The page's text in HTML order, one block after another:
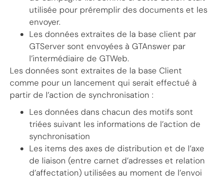
utilisée pour préremplir des documents et les
envoyer.
Les données extraites de la base client par
GTServer sont envoyées à GTAnswer par
l’intermédiaire de GTWeb.
Les données sont extraites de la base Client
comme pour un lancement qui serait effectué à
partir de l’action de synchronisation :
Les données dans chacun des motifs sont
triées suivant les informations de l’action de
synchronisation
Les items des axes de distribution et de l’axe
de liaison (entre carnet d’adresses et relation
d’affectation) utilisées au moment de l’envoi